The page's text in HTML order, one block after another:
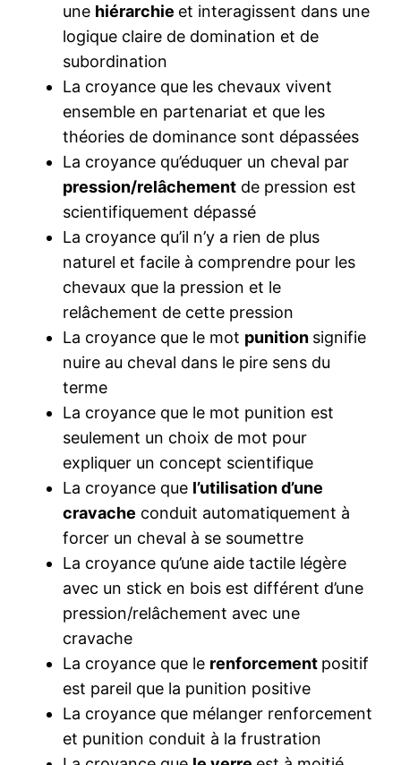
une hiérarchie et interagissent dans une
logique claire de domination et de
subordination
La croyance que les chevaux vivent
ensemble en partenariat et que les
théories de dominance sont dépassées
La croyance qu’éduquer un cheval par
pression/relâchement de pression est
scientifiquement dépassé
La croyance qu’il n’y a rien de plus
naturel et facile à comprendre pour les
chevaux que la pression et le
relâchement de cette pression
La croyance que le mot punition signifie
nuire au cheval dans le pire sens du
terme
La croyance que le mot punition est
seulement un choix de mot pour
expliquer un concept scientifique
La croyance que l’utilisation d’une
cravache conduit automatiquement à
forcer un cheval à se soumettre
La croyance qu’une aide tactile légère
avec un stick en bois est différent d’une
pression/relâchement avec une
cravache
La croyance que le renforcement positif
est pareil que la punition positive
La croyance que mélanger renforcement
et punition conduit à la frustration